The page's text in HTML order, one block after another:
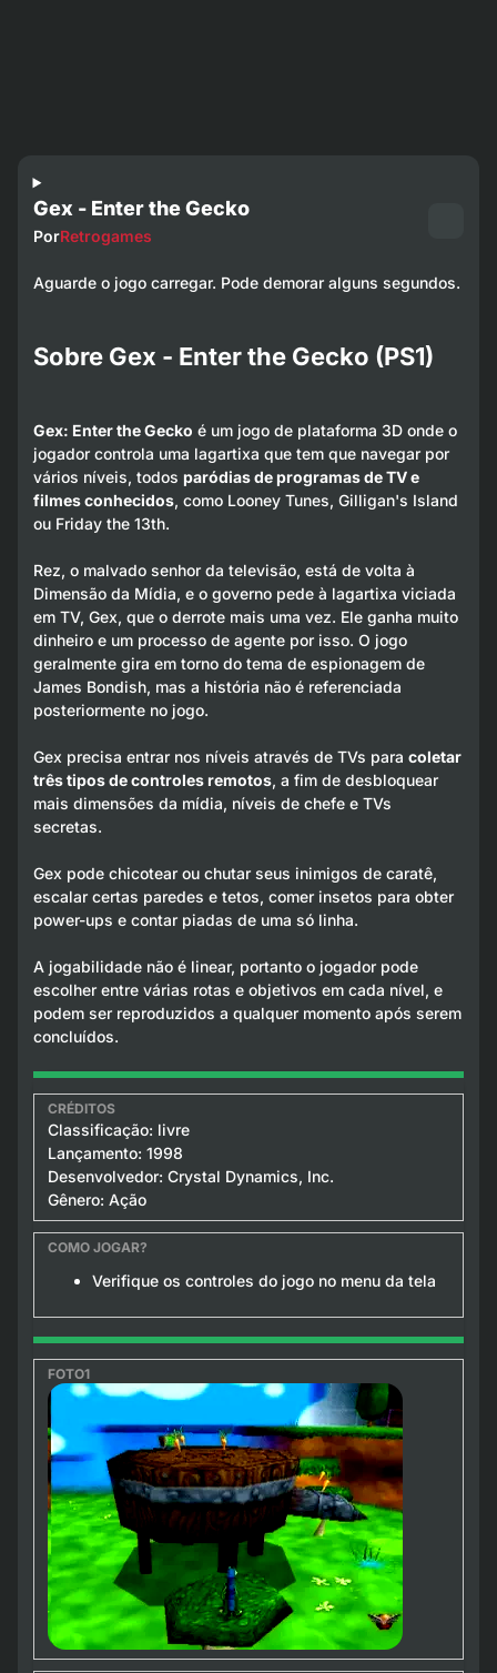
Gex - Enter the Gecko
PorRetrogames
Aguarde o jogo carregar. Pode demorar alguns segundos.
Sobre Gex - Enter the Gecko (PS1)
Gex: Enter the Gecko é um jogo de plataforma 3D onde o
jogador controla uma lagartixa que tem que navegar por
vários níveis, todos paródias de programas de TV e
filmes conhecidos, como Looney Tunes, Gilligan's Island
ou Friday the 13th.
Rez, o malvado senhor da televisão, está de volta à
Dimensão da Mídia, e o governo pede à lagartixa viciada
em TV, Gex, que o derrote mais uma vez. Ele ganha muito
dinheiro e um processo de agente por isso. O jogo
geralmente gira em torno do tema de espionagem de
James Bondish, mas a história não é referenciada
posteriormente no jogo.
Gex precisa entrar nos níveis através de TVs para coletar
três tipos de controles remotos, a fim de desbloquear
mais dimensões da mídia, níveis de chefe e TVs
secretas.
Gex pode chicotear ou chutar seus inimigos de caratê,
escalar certas paredes e tetos, comer insetos para obter
power-ups e contar piadas de uma só linha.
A jogabilidade não é linear, portanto o jogador pode
escolher entre várias rotas e objetivos em cada nível, e
podem ser reproduzidos a qualquer momento após serem
concluídos.
Classificação: livre
Lançamento: 1998
Desenvolvedor: Crystal Dynamics, Inc.
Gênero: Ação
Verifique os controles do jogo no menu da tela